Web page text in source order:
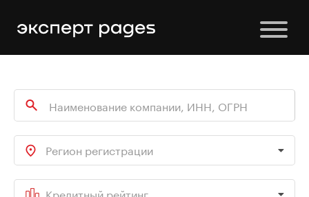
Регион регистрации
Кредитный рейтинг